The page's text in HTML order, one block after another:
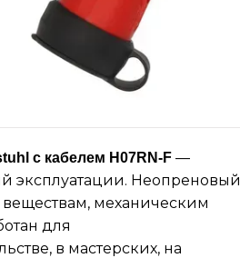
с кабелем H07RN-F —
эксплуатации. Неопреновый
механическим
для
в мастерских, на